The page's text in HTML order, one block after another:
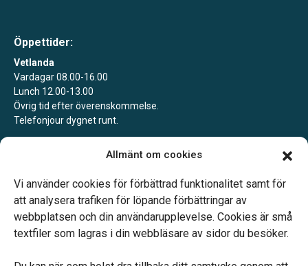
Allmänt om cookies
Vi använder cookies för förbättrad funktionalitet samt för
att analysera trafiken för löpande förbättringar av
webbplatsen och din användarupplevelse. Cookies är små
textfiler som lagras i din webbläsare av sidor du besöker.
Öppettider:
Vetlanda
Vardagar 08.00-16.00
Lunch 12.00-13.00
Övrig tid efter överenskommelse.
Telefonjour dygnet runt.
Jourtelefon dygnet runt.